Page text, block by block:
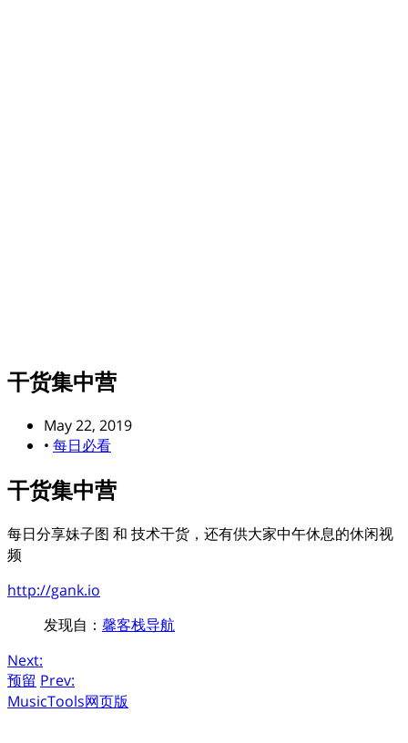
干货集中营
May 22, 2019
• 每日必看
干货集中营
每日分享妹子图 和 技术干货，还有供大家中午休息的休闲视
频
http://gank.io
发现自： 馨客栈导航
Next:
预留 Prev:
MusicTools网页版